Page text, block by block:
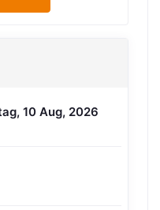
10 Aug, 2026